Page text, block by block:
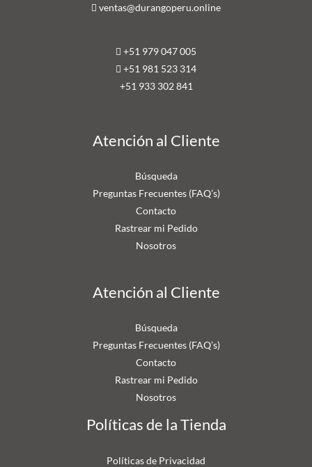
ventas@durangoperu.online
+51 979 047 005
+51 981 523 314
+51 933 302 841
Atención al Cliente
Búsqueda
Preguntas Frecuentes (FAQ’s)
Contacto
Rastrear mi Pedido
Nosotros
Atención al Cliente
Búsqueda
Preguntas Frecuentes (FAQ’s)
Contacto
Rastrear mi Pedido
Nosotros
Políticas de la Tienda
Políticas de Privacidad